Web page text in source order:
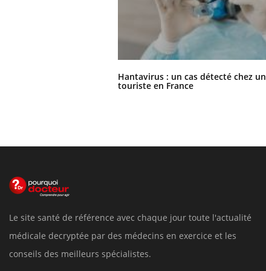
Hantavirus : un cas détecté chez un
touriste en France
Le site santé de référence avec chaque jour toute l'actualité
médicale decryptée par des médecins en exercice et les
conseils des meilleurs spécialistes.